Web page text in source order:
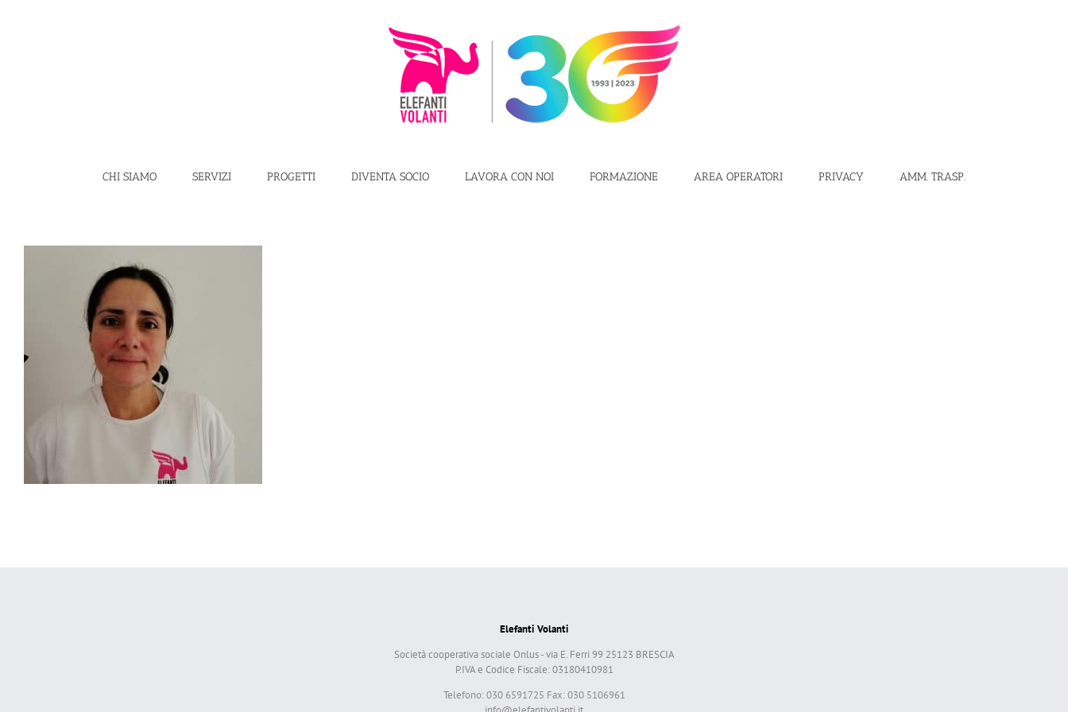
CHI SIAMO SERVIZI PROGETTI DIVENTA SOCIO LAVORA CON NOI FORMAZIONE AREA OPERATORI PRIVACY AMM. TRASP.
Elefanti Volanti
Società cooperativa sociale Onlus - via E. Ferri 99 25123 BRESCIA
P.IVA e Codice Fiscale: 03180410981
Telefono: 030 6591725 Fax: 030 5106961